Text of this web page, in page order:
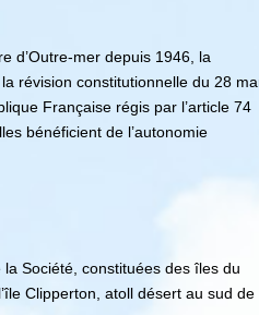
d’Outre-mer depuis 1946, la
révision constitutionnelle du 28
Française régis par l’article 74
bénéficient de l’autonomie
Société, constituées des îles du
Clipperton, atoll désert au sud de